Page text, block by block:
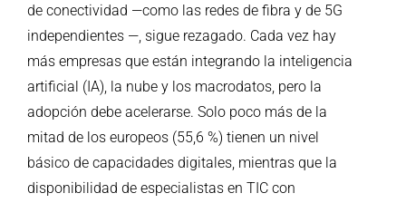
de conectividad —como las redes de fibra y de 5G
independientes —, sigue rezagado. Cada vez hay
más empresas que están integrando la inteligencia
artificial (IA), la nube y los macrodatos, pero la
adopción debe acelerarse. Solo poco más de la
mitad de los europeos (55,6 %) tienen un nivel
básico de capacidades digitales, mientras que la
disponibilidad de especialistas en TIC con